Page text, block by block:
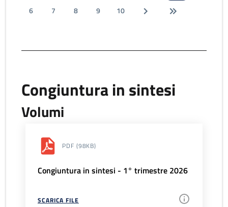
6
7 8 9 10
Congiuntura in sintesi
Volumi
PDF (98KB)
Congiuntura in sintesi - 1° trimestre 2026
SCARICA FILE